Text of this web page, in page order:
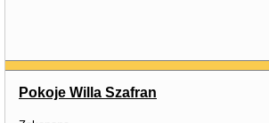
Pokoje Willa Szafran